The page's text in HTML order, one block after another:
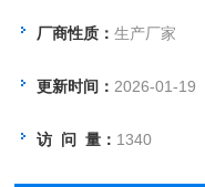
厂商性质：生产厂家
更新时间：2026-01-19
访 问 量： 1340